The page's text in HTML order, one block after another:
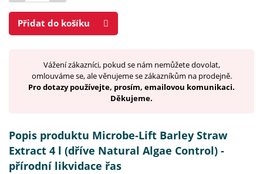
Přidat do košíku
Vážení zákazníci, pokud se nám nemůžete dovolat,
omlouváme se, ale věnujeme se zákazníkům na prodejně.
Pro dotazy používejte, prosím, emailovou komunikaci.
Děkujeme.
Popis produktu Microbe-Lift Barley Straw
Extract 4 l (dříve Natural Algae Control) -
přírodní likvidace řas